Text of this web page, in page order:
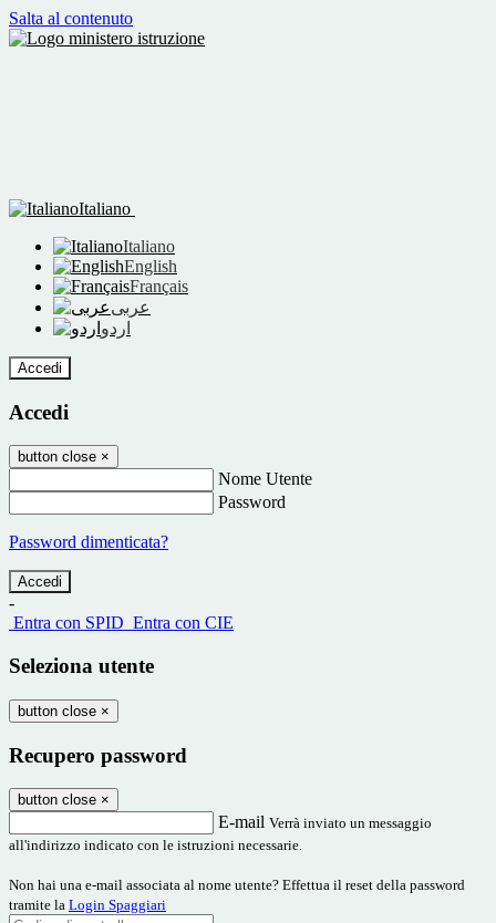
Salta al contenuto
Italiano
Italiano
English
Français
عربى
اردو
Accedi
Accedi
button close ×
Nome Utente
Password
Password dimenticata?
-
Entra con SPID Entra con CIE
Seleziona utente
button close ×
Recupero password
button close ×
E-mail Verrà inviato un messaggio
all'indirizzo indicato con le istruzioni necessarie.
Non hai una e-mail associata al nome utente? Effettua il reset della password
tramite la Login Spaggiari